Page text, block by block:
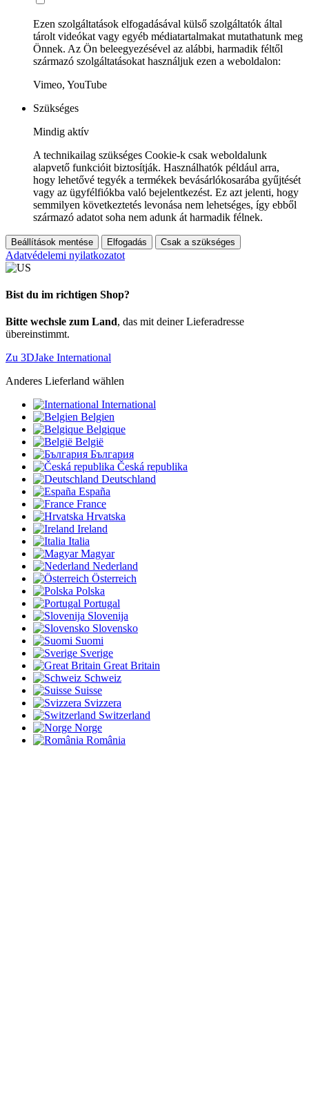
Ezen szolgáltatások elfogadásával külső szolgáltatók által
tárolt videókat vagy egyéb médiatartalmakat mutathatunk meg
Önnek. Az Ön beleegyezésével az alábbi, harmadik féltől
származó szolgáltatásokat használjuk ezen a weboldalon:
Vimeo, YouTube
Szükséges
Mindig aktív
A technikailag szükséges Cookie-k csak weboldalunk
alapvető funkcióit biztosítják. Használhatók például arra,
hogy lehetővé tegyék a termékek bevásárlókosarába gyűjtését
vagy az ügyfélfiókba való bejelentkezést. Ez azt jelenti, hogy
semmilyen következtetés levonása nem lehetséges, így ebből
származó adatot soha nem adunk át harmadik félnek.
Beállítások mentése Elfogadás Csak a szükséges
Adatvédelemi nyilatkozatot
Bist du im richtigen Shop?
Bitte wechsle zum Land, das mit deiner Lieferadresse
übereinstimmt.
Zu 3DJake International
Anderes Lieferland wählen
International
Belgien
Belgique
België
България
Česká republika
Deutschland
España
France
Hrvatska
Ireland
Italia
Magyar
Nederland
Österreich
Polska
Portugal
Slovenija
Slovensko
Suomi
Sverige
Great Britain
Schweiz
Suisse
Svizzera
Switzerland
Norge
România